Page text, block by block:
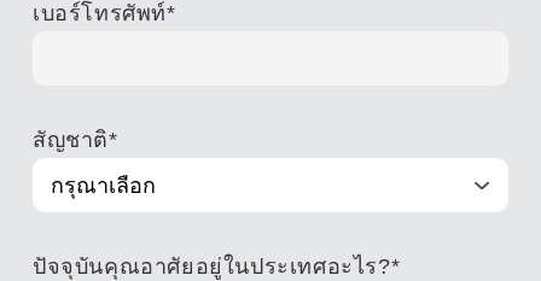
เบอร์โทรศัพท์*
สัญชาติ*
ปัจจุบันคุณอาศัยอยู่ในประเทศอะไร?*